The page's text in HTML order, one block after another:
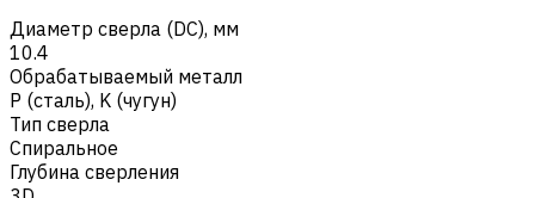
Диаметр сверла (DC), мм
10.4
Обрабатываемый металл
Р (сталь), K (чугун)
Тип сверла
Спиральное
Глубина сверления